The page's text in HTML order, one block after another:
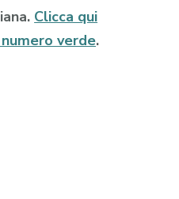
Clicca qui
verde.